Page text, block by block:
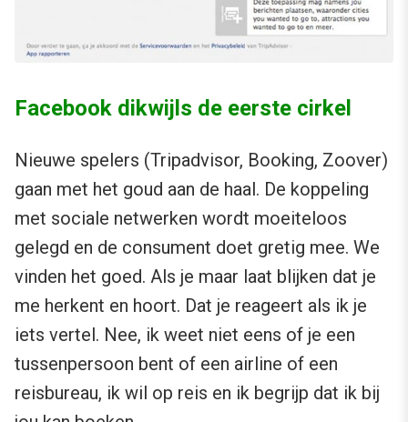
Facebook dikwijls de eerste cirkel
Nieuwe spelers (Tripadvisor, Booking, Zoover)
gaan met het goud aan de haal. De koppeling
met sociale netwerken wordt moeiteloos
gelegd en de consument doet gretig mee. We
vinden het goed. Als je maar laat blijken dat je
me herkent en hoort. Dat je reageert als ik je
iets vertel. Nee, ik weet niet eens of je een
tussenpersoon bent of een airline of een
reisbureau, ik wil op reis en ik begrijp dat ik bij